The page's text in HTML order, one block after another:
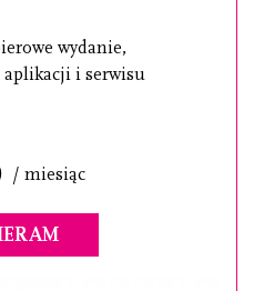
wydanie,
i serwisu
/ miesiąc